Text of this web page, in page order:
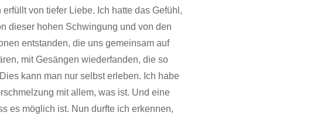
von tiefer Liebe. Ich hatte das Gefühl,
dieser hohen Schwingung und von den
entstanden, die uns gemeinsam auf
mit Gesängen wiederfanden, die so
kann man nur selbst erleben. Ich habe
mit allem, was ist. Und eine
es möglich ist. Nun durfte ich erkennen,